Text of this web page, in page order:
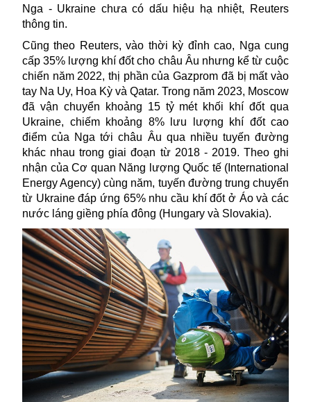
Nga - Ukraine chưa có dấu hiệu hạ nhiệt, Reuters
thông tin.
Cũng theo Reuters, vào thời kỳ đỉnh cao, Nga cung
cấp 35% lượng khí đốt cho châu Âu nhưng kể từ cuộc
chiến năm 2022, thị phần của Gazprom đã bị mất vào
tay Na Uy, Hoa Kỳ và Qatar. Trong năm 2023, Moscow
đã vận chuyển khoảng 15 tỷ mét khối khí đốt qua
Ukraine, chiếm khoảng 8% lưu lượng khí đốt cao
điểm của Nga tới châu Âu qua nhiều tuyến đường
khác nhau trong giai đoạn từ 2018 - 2019. Theo ghi
nhận của Cơ quan Năng lượng Quốc tế (International
Energy Agency) cùng năm, tuyến đường trung chuyển
từ Ukraine đáp ứng 65% nhu cầu khí đốt ở Áo và các
nước láng giềng phía đông (Hungary và Slovakia).